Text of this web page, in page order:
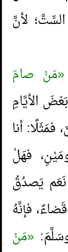
لأنَّ
«مَنْ صامَ
الأيَّامِ
أنا
فهَلْ
يَصدُقُ
فإنَّهُ
«مَنْ